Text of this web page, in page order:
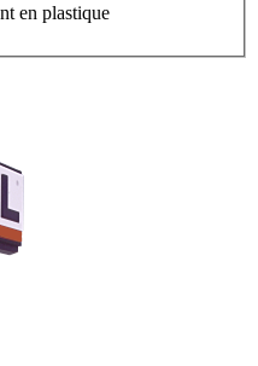
en plastique